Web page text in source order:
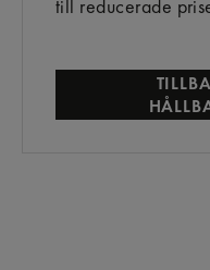
till reducerade